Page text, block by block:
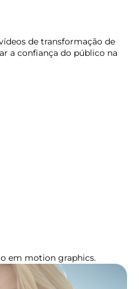
de transformação de
a confiança do público na
em motion graphics.